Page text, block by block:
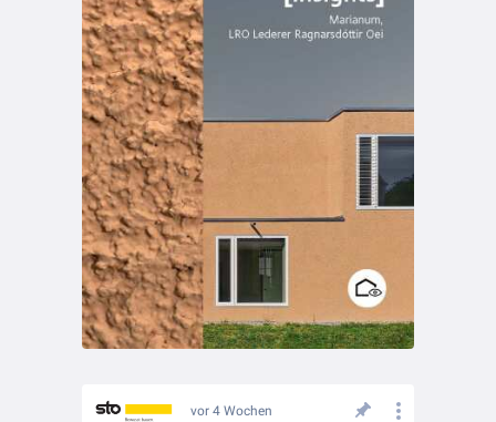
vor 4 Wochen